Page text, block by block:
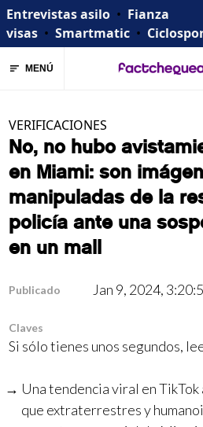
Entrevistas asilo • Fianza
visas • Smartmatic •
MENÚ
VERIFICACIONES
No, no hubo
en Miami: son
manipuladas de la
policía ante una
en un mall
Publicado Jan 9, 2024,
Claves
Si sólo tienes unos segundos,
Una tendencia viral en
que extraterrestres y